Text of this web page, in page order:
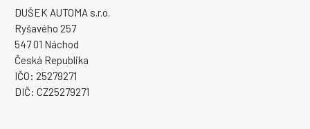
DUŠEK AUTOMA s.r.o.
Ryšavého 257
547 01 Náchod
Česká Republika
IČO: 25279271
DIČ: CZ25279271